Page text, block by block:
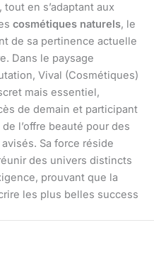
en s’adaptant aux
cosmétiques naturels, le
de sa pertinence actuelle
Dans le paysage
Vival (Cosmétiques)
mais essentiel,
de demain et participant
l’offre beauté pour des
Sa force réside
des univers distincts
prouvant que la
les plus belles success